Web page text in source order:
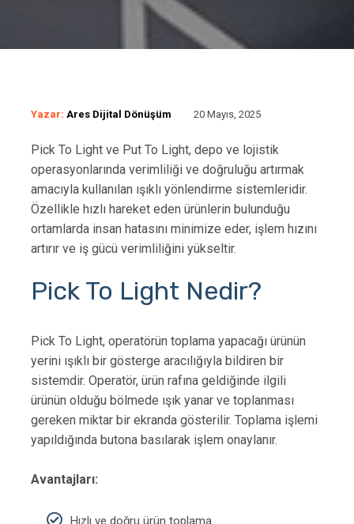
Yazar: Ares Dijital Dönüşüm 20 Mayıs, 2025
Pick To Light ve Put To Light, depo ve lojistik
operasyonlarında verimliliği ve doğruluğu artırmak
amacıyla kullanılan ışıklı yönlendirme sistemleridir.
Özellikle hızlı hareket eden ürünlerin bulunduğu
ortamlarda insan hatasını minimize eder, işlem hızını
artırır ve iş gücü verimliliğini yükseltir.
Pick To Light Nedir?
Pick To Light, operatörün toplama yapacağı ürünün
yerini ışıklı bir gösterge aracılığıyla bildiren bir
sistemdir. Operatör, ürün rafına geldiğinde ilgili
ürünün olduğu bölmede ışık yanar ve toplanması
gereken miktar bir ekranda gösterilir. Toplama işlemi
yapıldığında butona basılarak işlem onaylanır.
Avantajları:
Hızlı ve doğru ürün toplama